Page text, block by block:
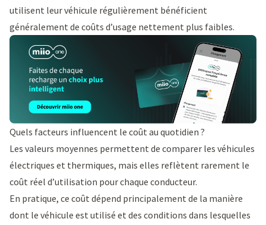
utilisent leur véhicule régulièrement bénéficient
généralement de coûts d’usage nettement plus faibles.
Quels facteurs influencent le coût au quotidien ?
Les valeurs moyennes permettent de comparer les véhicules
électriques et thermiques, mais elles reflètent rarement le
coût réel d’utilisation pour chaque conducteur.
En pratique, ce coût dépend principalement de la manière
dont le véhicule est utilisé et des conditions dans lesquelles